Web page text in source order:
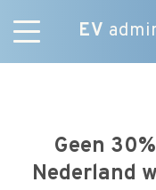
EV
Skip
Nieuws
Vacatures
Geen
Nederland